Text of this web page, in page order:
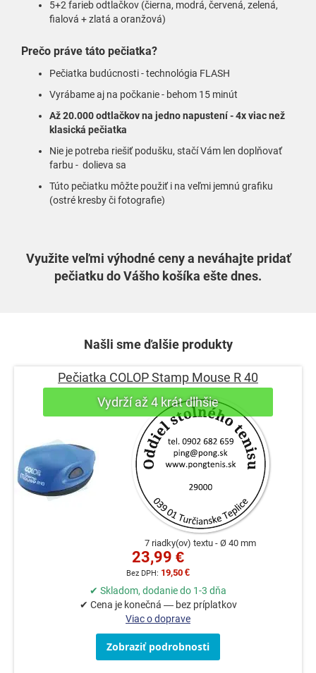
5+2 farieb odtlačkov (čierna, modrá, červená, zelená,
fialová + zlatá a oranžová)
Prečo práve táto pečiatka?
Pečiatka budúcnosti - technológia FLASH
Vyrábame aj na počkanie - behom 15 minút
Až 20.000 odtlačkov na jedno napustení - 4x viac než
klasická pečiatka
Nie je potreba riešiť podušku, stačí Vám len doplňovať
farbu - dolieva sa
Túto pečiatku môžte použiť i na veľmi jemnú grafiku
(ostré kresby či fotografie)
Využite veľmi výhodné ceny a neváhajte pridať
pečiatku do Vášho košíka ešte dnes.
Našli sme ďalšie produkty
Pečiatka COLOP Stamp Mouse R 40
7 riadky(ov) textu Ø 40 mm
23,99 €
19,50 €
✔ Skladom, dodanie do 1-3 dňa
✔ Cena je konečná — bez príplatkov
Viac o doprave
Zobraziť podrobnosti